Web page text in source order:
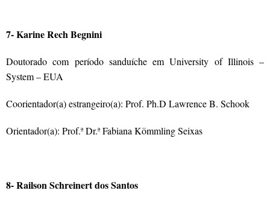
7- Karine Rech Begnini
Doutorado com período sanduíche em University of Illinois –
System – EUA
Coorientador(a) estrangeiro(a): Prof. Ph.D Lawrence B. Schook
Orientador(a): Prof.ª Dr.ª Fabiana Kömmling Seixas
8- Railson Schreinert dos Santos